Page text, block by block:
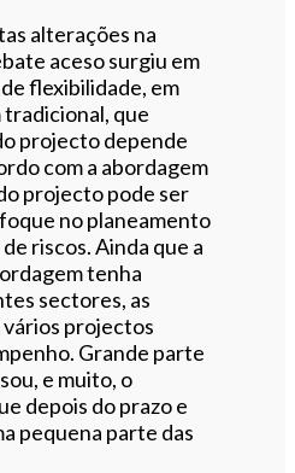
alterações na
aceso surgiu em
flexibilidade, em
tradicional, que
projecto depende
com a abordagem
projecto pode ser
no planeamento
riscos. Ainda que a
tenha
sectores, as
projectos
Grande parte
e muito, o
depois do prazo e
pequena parte das